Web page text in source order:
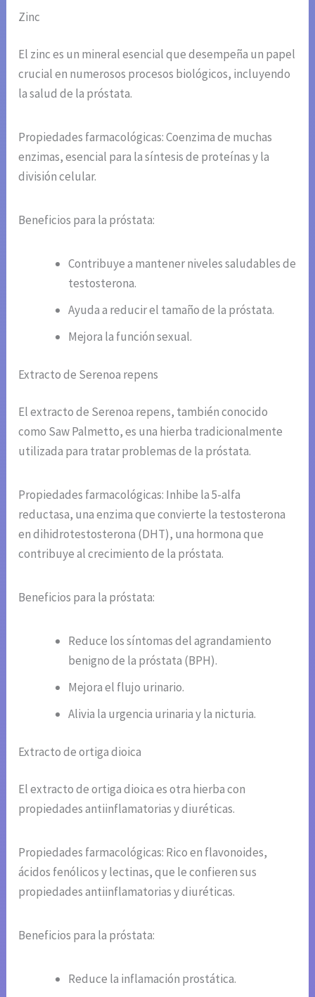
Zinc
El zinc es un mineral esencial que desempeña un papel
crucial en numerosos procesos biológicos, incluyendo
la salud de la próstata.
Propiedades farmacológicas: Coenzima de muchas
enzimas, esencial para la síntesis de proteínas y la
división celular.
Beneficios para la próstata:
Contribuye a mantener niveles saludables de
testosterona.
Ayuda a reducir el tamaño de la próstata.
Mejora la función sexual.
Extracto de Serenoa repens
El extracto de Serenoa repens, también conocido
como Saw Palmetto, es una hierba tradicionalmente
utilizada para tratar problemas de la próstata.
Propiedades farmacológicas: Inhibe la 5-alfa
reductasa, una enzima que convierte la testosterona
en dihidrotestosterona (DHT), una hormona que
contribuye al crecimiento de la próstata.
Beneficios para la próstata:
Reduce los síntomas del agrandamiento
benigno de la próstata (BPH).
Mejora el flujo urinario.
Alivia la urgencia urinaria y la nicturia.
Extracto de ortiga dioica
El extracto de ortiga dioica es otra hierba con
propiedades antiinflamatorias y diuréticas.
Propiedades farmacológicas: Rico en flavonoides,
ácidos fenólicos y lectinas, que le confieren sus
propiedades antiinflamatorias y diuréticas.
Beneficios para la próstata:
Reduce la inflamación prostática.